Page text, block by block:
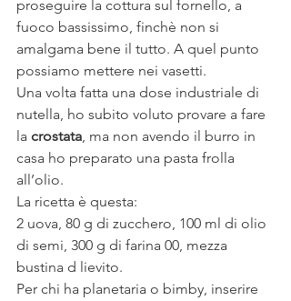
proseguire la cottura sul fornello, a
fuoco bassissimo, finchè non si
amalgama bene il tutto. A quel punto
possiamo mettere nei vasetti.
Una volta fatta una dose industriale di
nutella, ho subito voluto provare a fare
la crostata, ma non avendo il burro in
casa ho preparato una pasta frolla
all’olio.
La ricetta è questa:
2 uova, 80 g di zucchero, 100 ml di olio
di semi, 300 g di farina 00, mezza
bustina d lievito.
Per chi ha planetaria o bimby, inserire